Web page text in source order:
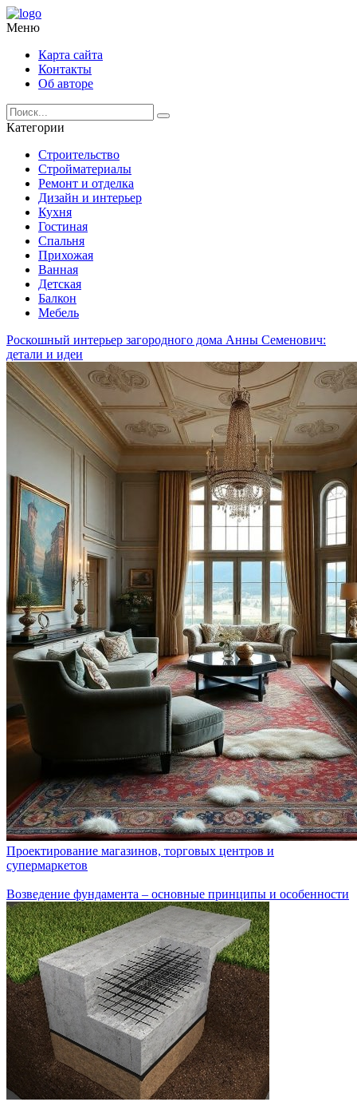
Меню
Карта сайта
Контакты
Об авторе
Категории
Строительство
Стройматериалы
Ремонт и отделка
Дизайн и интерьер
Кухня
Гостиная
Спальня
Прихожая
Ванная
Детская
Балкон
Мебель
Роскошный интерьер загородного дома Анны Семенович:
детали и идеи
Проектирование магазинов, торговых центров и
супермаркетов
Возведение фундамента – основные принципы и особенности